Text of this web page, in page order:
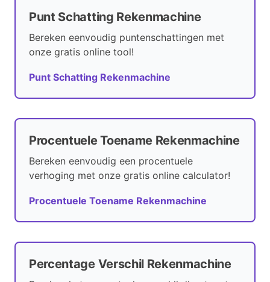
Punt Schatting Rekenmachine
Bereken eenvoudig puntenschattingen met
onze gratis online tool!
Punt Schatting Rekenmachine
Procentuele Toename Rekenmachine
Bereken eenvoudig een procentuele
verhoging met onze gratis online calculator!
Procentuele Toename Rekenmachine
Percentage Verschil Rekenmachine